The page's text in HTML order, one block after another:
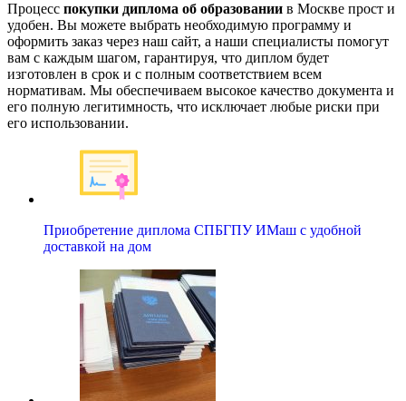
Процесс покупки диплома об образовании в Москве прост и
удобен. Вы можете выбрать необходимую программу и
оформить заказ через наш сайт, а наши специалисты помогут
вам с каждым шагом, гарантируя, что диплом будет
изготовлен в срок и с полным соответствием всем
нормативам. Мы обеспечиваем высокое качество документа и
его полную легитимность, что исключает любые риски при
его использовании.
Приобретение диплома СПБГПУ ИМаш с удобной
доставкой на дом